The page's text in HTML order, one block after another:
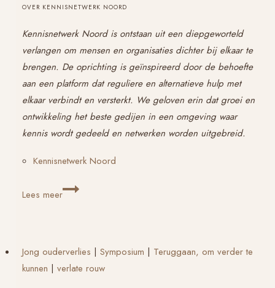
OVER KENNISNETWERK NOORD
Kennisnetwerk Noord is ontstaan uit een diepgeworteld
verlangen om mensen en organisaties dichter bij elkaar te
brengen. De oprichting is geïnspireerd door de behoefte
aan een platform dat reguliere en alternatieve hulp met
elkaar verbindt en versterkt. We geloven erin dat groei en
ontwikkeling het beste gedijen in een omgeving waar
kennis wordt gedeeld en netwerken worden uitgebreid.
Kennisnetwerk Noord
Lees meerHulpverleners,
Verlaat
Verdriet
Jong ouderverlies | Symposium | Teruggaan, om verder te
kunnen | verlate rouw